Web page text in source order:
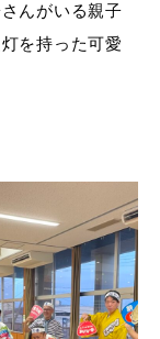
んがいる親子
を持った可愛